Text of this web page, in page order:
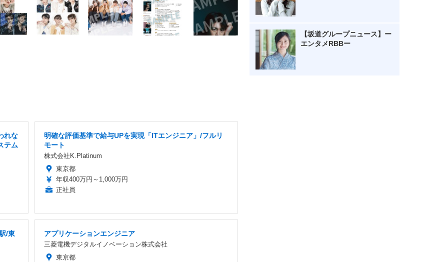
れな
テム
明確な評価基準で給与UPを実現「ITエンジニア」/フルリ
モート
株式会社K.Platinum
東京都
年収400万円～1,000万円
正社員
/東 アプリケーションエンジニア
三菱電機デジタルイノベーション株式会社
東京都
【坂道グループニュース】ー
エンタメRBBー